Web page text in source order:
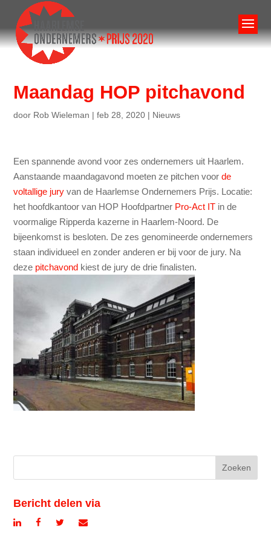
Maandag HOP pitchavond
door Rob Wieleman |feb 28, 2020 | Nieuws
Een spannende avond voor zes ondernemers uit Haarlem.
Aanstaande maandagavond moeten ze pitchen voorde
voltallige jury van de Haarlemse Ondernemers Prijs. Locatie:
het hoofdkantoor van HOP Hoofdpartner Pro-Act IT in de
voormalige Ripperda kazerne in Haarlem-Noord. De
bijeenkomst is besloten. De zes genomineerde ondernemers
staan individueel en zonder anderen er bij voor de jury. Na
deze pitchavond kiest de jury de drie finalisten.
Bericht delen via